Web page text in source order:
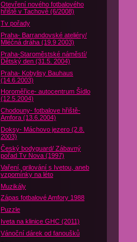
Otevření nového fotbalového
hřiště v Tachově (6/2008)
Tv pořady
Praha- Barrandovské ateliéry/
Mléčná dráha (19.9 2003)
Praha-Staroměstské náměstí/
Dětský den (31.5. 2004)
Praha- Kobylisy Bauhaus
(14.6.2003)
Horoměřice- autocentrum Šídlo
(12.5.2004)
Chodouny- fotbalove hřiště-
Amfora (13.6.2004)
Doksy- Máchovo jezero (2.8.
2003)
Český bodyguard/ Zábavný
pořad Tv Nova (1997)
Vaření, grilování s Ivetou, aneb
vzpomínky na léto
Muzikály
Zápas fotbalové Amfory 1988
Puzzle
Iveta na klinice GHC (2011)
Vánoční dárek od fanoušků